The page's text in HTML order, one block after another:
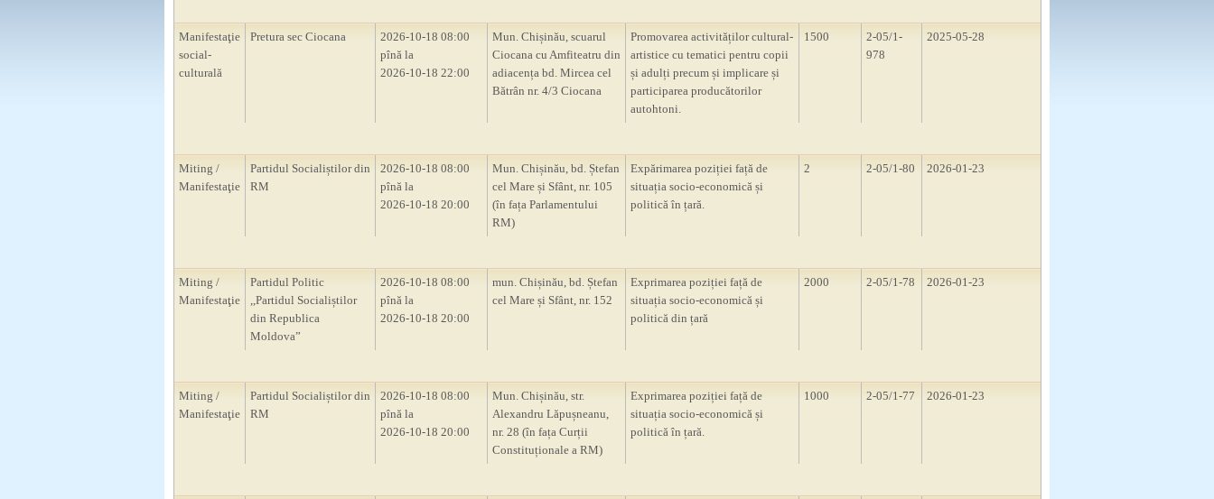
Manifestaţie
social-
culturală
Pretura sec Ciocana
2026-10-18 08:00
pînă la
2026-10-18 22:00
Mun. Chișinău, scuarul
Ciocana cu Amfiteatru din
adiacența bd. Mircea cel
Bătrân nr. 4/3 Ciocana
Promovarea activităților cultural-
artistice cu tematici pentru copii
și adulți precum și implicare și
participarea producătorilor
autohtoni.
1500
2-05/1-
978
2025-05-28
Miting /
Manifestaţie
Partidul Socialiștilor din
RM
2026-10-18 08:00
pînă la
2026-10-18 20:00
Mun. Chișinău, bd. Ștefan
cel Mare și Sfânt, nr. 105
(în fața Parlamentului
RM)
Expărimarea poziției față de
situația socio-economică și
politică în țară.
2 2-05/1-80 2026-01-23
Miting /
Manifestaţie
Partidul Politic
,,Partidul Socialiștilor
din Republica
Moldova”
2026-10-18 08:00
pînă la
2026-10-18 20:00
mun. Chișinău, bd. Ștefan
cel Mare și Sfânt, nr. 152
Exprimarea poziției față de
situația socio-economică și
politică din țară
2000 2-05/1-78 2026-01-23
Miting /
Manifestaţie
Partidul Socialiștilor din
RM
2026-10-18 08:00
pînă la
2026-10-18 20:00
Mun. Chișinău, str.
Alexandru Lăpușneanu,
nr. 28 (în fața Curții
Constituționale a RM)
Exprimarea poziției față de
situația socio-economică și
politică în țară.
1000 2-05/1-77 2026-01-23